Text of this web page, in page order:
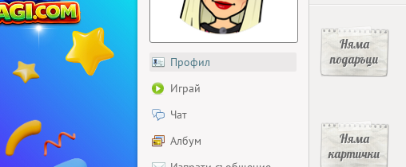
Профил
Играй
Чат
Албум
Няма
подаръци
Няма
картички